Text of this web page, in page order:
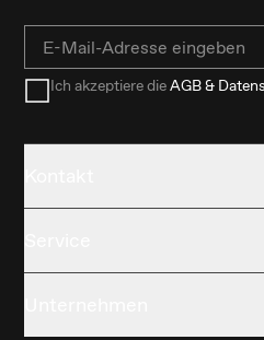
Email
Ich akzeptiere dieAGB &